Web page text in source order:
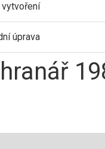
vytvoření
úprava